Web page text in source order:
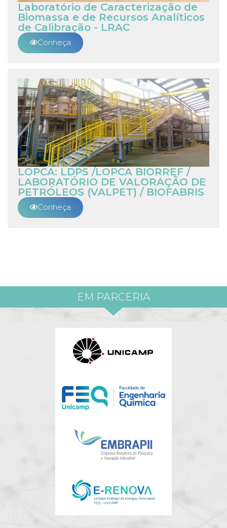
Laboratório de Caracterização de
Biomassa e de Recursos Analíticos
de Calibração - LRAC
Conheça
LOPCA: LDPS /LOPCA BIORREF /
LABORATÓRIO DE VALORAÇÃO DE
PETRÓLEOS (VALPET) / BIOFABRIS
Conheça
EM PARCERIA